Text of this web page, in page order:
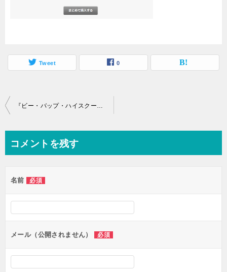
Tweet 0
投
ビ
ー
シ
ン
『ビー・バップ・ハイスクール』今日から俺はだけじゃない！仲村トオルの出世作。1巻から無料で安全に読むには。ZIPは危険です。
コメントを残す
名前 必須
メール（公開されません） 必須